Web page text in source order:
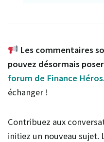
Les commentaires
pouvez désormais
forum de Finance Héros
échanger !
Contribuez aux
initiez un nouveau sujet.